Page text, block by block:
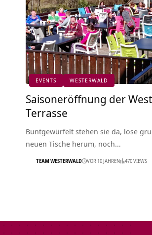
EVENTS WESTERWALD
Saisoneröffnung der
Terrasse
Buntgewürfelt stehen sie da, lose
neuen Tische herum, noch…
TEAM WESTERWALD VOR 10 JAHREN 470 VIEWS